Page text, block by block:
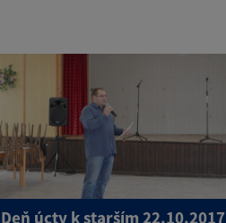
Deň úcty k starším 22.10.2017